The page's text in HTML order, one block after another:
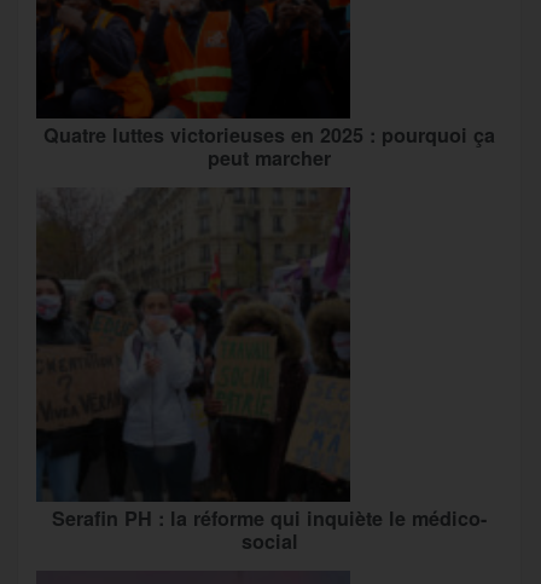
Quatre luttes victorieuses en 2025 : pourquoi ça
peut marcher
Serafin PH : la réforme qui inquiète le médico-
social